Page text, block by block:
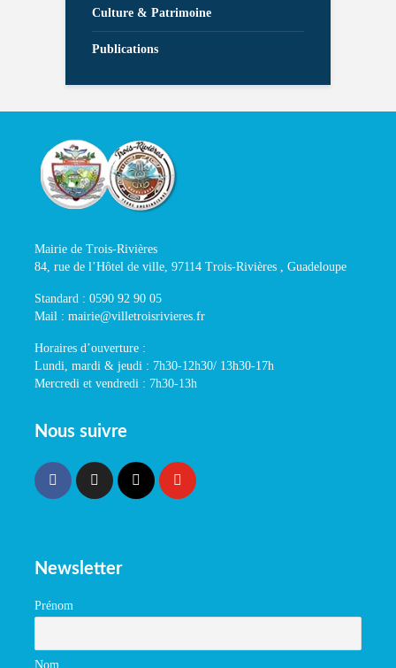
Culture & Patrimoine
Publications
Mairie de Trois-Rivières
84, rue de l’Hôtel de ville, 97114 Trois-Rivières , Guadeloupe
Standard : 0590 92 90 05
Mail : mairie@villetroisrivieres.fr
Horaires d’ouverture :
Lundi, mardi & jeudi : 7h30-12h30/ 13h30-17h
Mercredi et vendredi : 7h30-13h
Nous suivre
Newsletter
Prénom
Nom